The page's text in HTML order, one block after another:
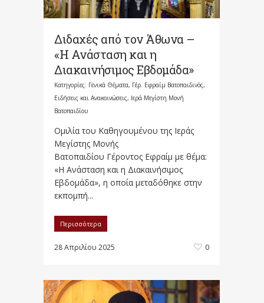
Διδαχές από τον Άθωνα –
«Η Ανάσταση και η
Διακαινήσιμος Εβδομάδα»
Κατηγορίες: Γενικά Θέματα, Γέρ. Εφραίμ Βατοπαιδινός,
Ειδήσεις και Ανακοινώσεις, Ιερά Μεγίστη Μονή
Βατοπαιδίου
Ομιλία του Καθηγουμένου της Ιεράς
Μεγίστης Μονής
Βατοπαιδίου Γέροντος Εφραίμ με θέμα:
«Η Ανάσταση και η Διακαινήσιμος
Εβδομάδα», η οποία μεταδόθηκε στην
εκπομπή...
Περισσότερα
28 Απριλίου 2025 0